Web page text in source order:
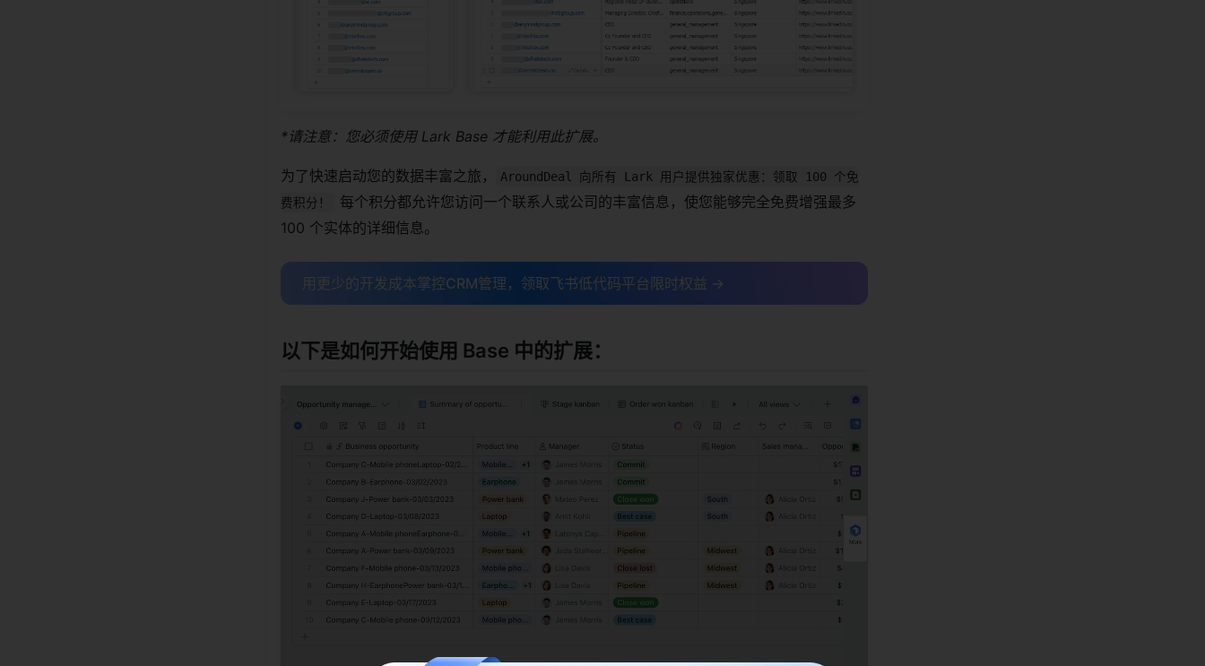
*请注意：您必须使用 Lark Base 才能利用此扩展。
为了快速启动您的数据丰富之旅，
AroundDeal 向所有 Lark 用户提供独家优惠：领取 100 个免
费积分！
每个积分都允许您访问一个联系人或公司的丰富信息，使您能够完全免费增强最多
100 个实体的详细信息。
用更少的开发成本掌控CRM管理，领取飞书低代码平台限时权益 →
以下是如何开始使用 Base 中的扩展：